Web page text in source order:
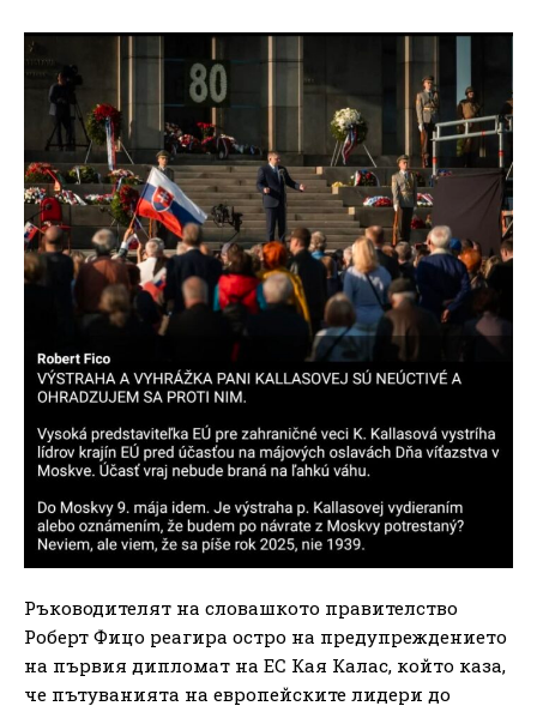
Ръководителят на словашкото правителство
Роберт Фицо реагира остро на предупреждението
на първия дипломат на ЕС Кая Калас, който каза,
че пътуванията на европейските лидери до